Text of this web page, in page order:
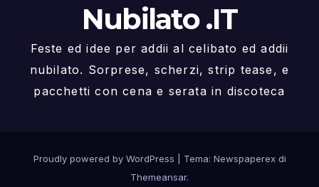
Nubilato .IT
Feste ed idee per addii al celibato ed addii
nubilato. Sorprese, scherzi, strip tease, e
pacchetti con cena e serata in discoteca
Proudly powered by WordPress
Tema: Newspaperex di
Themeansar.